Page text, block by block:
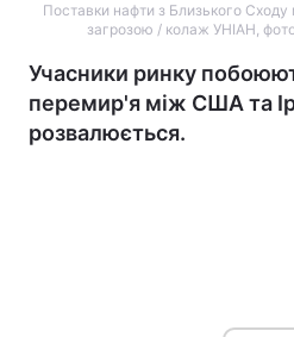
Поставки нафти з Близького
загрозою / колаж УНІАН,
Учасники ринку
перемир'я між США та
розвалюється.